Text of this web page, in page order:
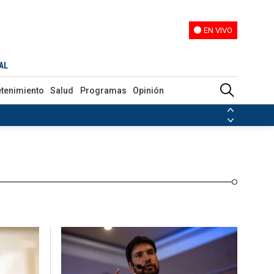
EN VIVO
Salud Programas Opinión
Venezuela Nicolás Maduro
de las FARC